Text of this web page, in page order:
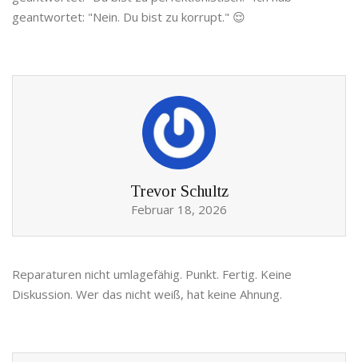
geantwortet: "Nein. Du bist zu korrupt." 😌
Trevor Schultz
Februar 18, 2026
Reparaturen nicht umlagefähig. Punkt. Fertig. Keine
Diskussion. Wer das nicht weiß, hat keine Ahnung.